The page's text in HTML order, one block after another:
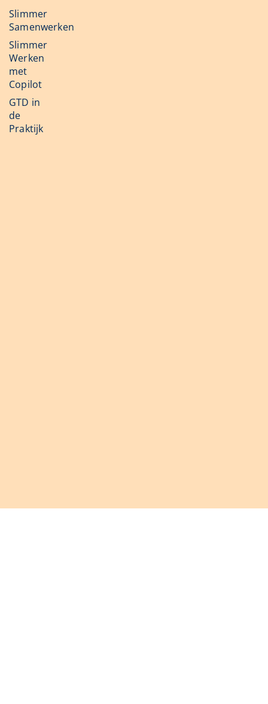
Slimmer
Samenwerken
Slimmer
Werken
met
Copilot
GTD in
de
Praktijk